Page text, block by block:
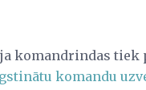
komandrindas
komandu